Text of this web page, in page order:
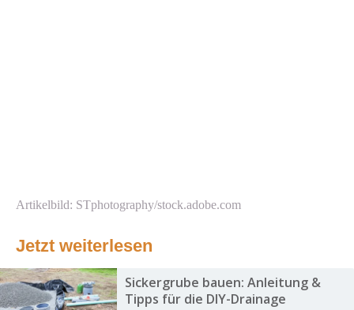
Artikelbild: STphotography/stock.adobe.com
Jetzt weiterlesen
Sickergrube bauen: Anleitung &
Tipps für die DIY-Drainage